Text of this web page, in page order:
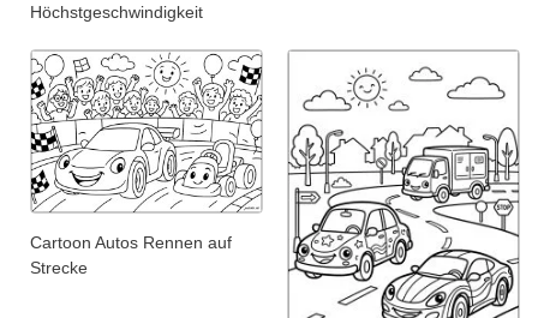
Höchstgeschwindigkeit
Cartoon Autos Rennen auf
Strecke